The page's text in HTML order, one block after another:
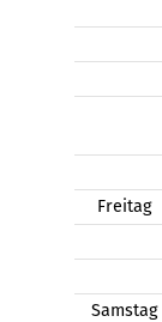
Freitag
Samstag